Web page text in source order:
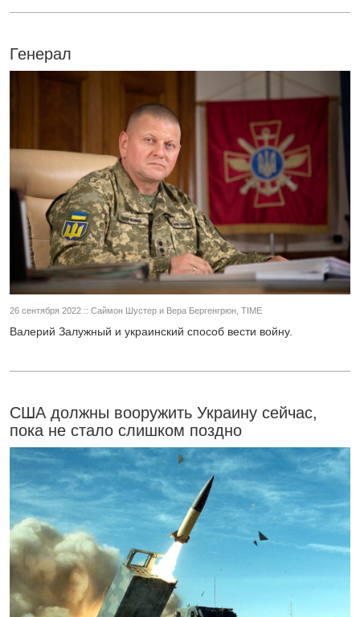
Генерал
26 сентября 2022 :: Саймон Шустер и Вера Бергенгрюн, TIME
Валерий Залужный и украинский способ вести войну.
США должны вооружить Украину сейчас,
пока не стало слишком поздно